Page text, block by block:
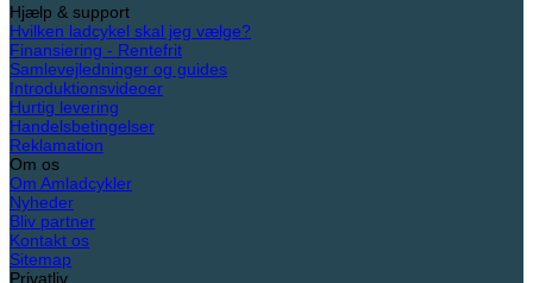
Hjælp & support
Hvilken ladcykel skal jeg vælge?
Finansiering - Rentefrit
Samlevejledninger og guides
Introduktionsvideoer
Hurtig levering
Handelsbetingelser
Reklamation
Om os
Om Amladcykler
Nyheder
Bliv partner
Kontakt os
Sitemap
Privatliv